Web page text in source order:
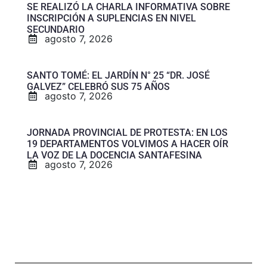
SE REALIZÓ LA CHARLA INFORMATIVA SOBRE
INSCRIPCIÓN A SUPLENCIAS EN NIVEL
SECUNDARIO
agosto 7, 2026
SANTO TOMÉ: EL JARDÍN N° 25 “DR. JOSÉ
GALVEZ” CELEBRÓ SUS 75 AÑOS
agosto 7, 2026
JORNADA PROVINCIAL DE PROTESTA: EN LOS
19 DEPARTAMENTOS VOLVIMOS A HACER OÍR
LA VOZ DE LA DOCENCIA SANTAFESINA
agosto 7, 2026